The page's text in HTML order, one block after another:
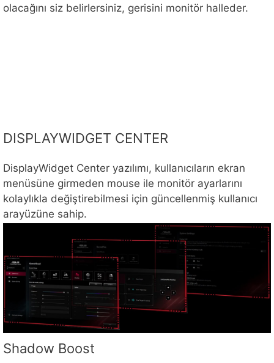
olacağını siz belirlersiniz, gerisini monitör halleder.
DISPLAYWIDGET CENTER
DisplayWidget Center yazılımı, kullanıcıların ekran
menüsüne girmeden mouse ile monitör ayarlarını
kolaylıkla değiştirebilmesi için güncellenmiş kullanıcı
arayüzüne sahip.
Shadow Boost